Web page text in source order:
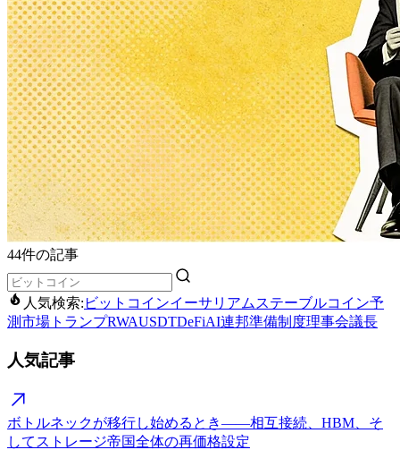
44件の記事
人気検索: ビットコインイーサリアム ステーブルコイン予
測市場 トランプRWAUSDTDeFiAI連邦準備制度理事会議長
人気記事
ボトルネックが移行し始めるとき——相互接続、HBM、そ
してストレージ帝国全体の再価格設定